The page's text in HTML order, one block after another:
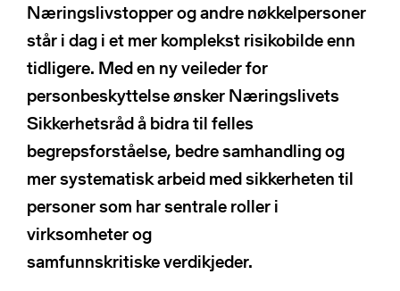
NSRs kontaktregister
Varde
Heimdall
Basun
VTS-analyse
Foredrag
Publikasjoner
Informasjonsdeling
Om NSR
NSR Strategi
Vedtekter
Medlemsbedrifter
Styret
Bli medlem
NSR Digital
NSR Medlem
Søk
Næringslivstopper og andre nøkkelpersoner
står i dag i et mer komplekst risikobilde enn
tidligere. Med en ny veileder for
personbeskyttelse ønsker Næringslivets
Sikkerhetsråd å bidra til felles
begrepsforståelse, bedre samhandling og
mer systematisk arbeid med sikkerheten til
personer som har sentrale roller i
virksomheter og
samfunnskritiske verdikjeder.